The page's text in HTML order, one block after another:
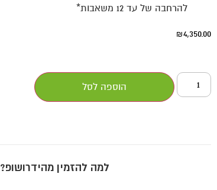
להרחבה של עד 12 משאבות*
₪4,350.00
הוספה לסל
למה להזמין מהידרושופ?